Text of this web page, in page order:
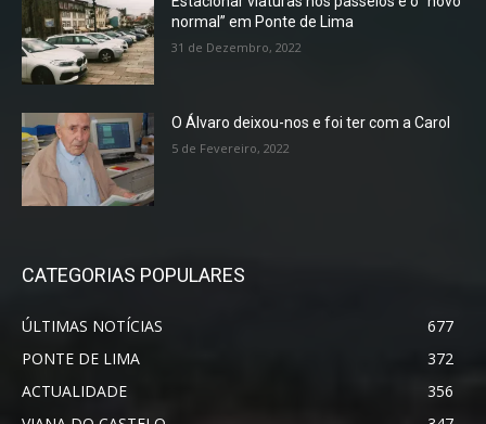
normal” em Ponte de Lima
31 de Dezembro, 2022
O Álvaro deixou-nos e foi ter com a Carol
5 de Fevereiro, 2022
CATEGORIAS POPULARES
ÚLTIMAS NOTÍCIAS
677
PONTE DE LIMA
372
ACTUALIDADE
356